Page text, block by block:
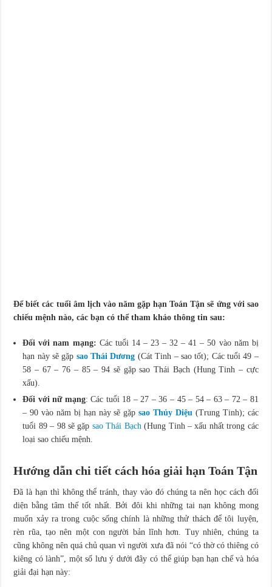
Để biết các tuổi âm lịch vào năm gặp hạn Toán Tận sẽ ứng với sao
chiếu mệnh nào, các bạn có thể tham khảo thông tin sau:
Đối với nam mạng: Các tuổi 14 – 23 – 32 – 41 – 50 vào năm bị
hạn này sẽ gặp sao Thái Dương (Cát Tinh – sao tốt); Các tuổi 49 –
58 – 67 – 76 – 85 – 94 sẽ gặp sao Thái Bạch (Hung Tinh – cực
xấu).
Đối với nữ mạng: Các tuổi 18 – 27 – 36 – 45 – 54 – 63 – 72 – 81
– 90 vào năm bị hạn này sẽ gặpsao Thủy Diệu (Trung Tinh); các
tuổi 89 – 98 sẽ gặp sao Thái Bạch (Hung Tinh – xấu nhất trong các
loại sao chiếu mệnh.
Hướng dẫn chi tiết cách hóa giải hạn Toán Tận
Đã là hạn thì không thể tránh, thay vào đó chúng ta nên học cách đối
diện bằng tâm thế tốt nhất. Bởi đôi khi những tai nạn không mong
muốn xảy ra trong cuộc sống chính là những thử thách để tôi luyện,
rèn rũa, tạo nên một con người bản lĩnh hơn. Tuy nhiên, chúng ta
cũng không nên quá chủ quan vì người xưa đã nói “có thờ có thiêng có
kiêng có lành”, một số lưu ý dưới đây có thể giúp bạn hạn chế và hóa
giải đại hạn này: